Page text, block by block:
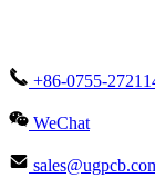
+86-0755-
WeChat